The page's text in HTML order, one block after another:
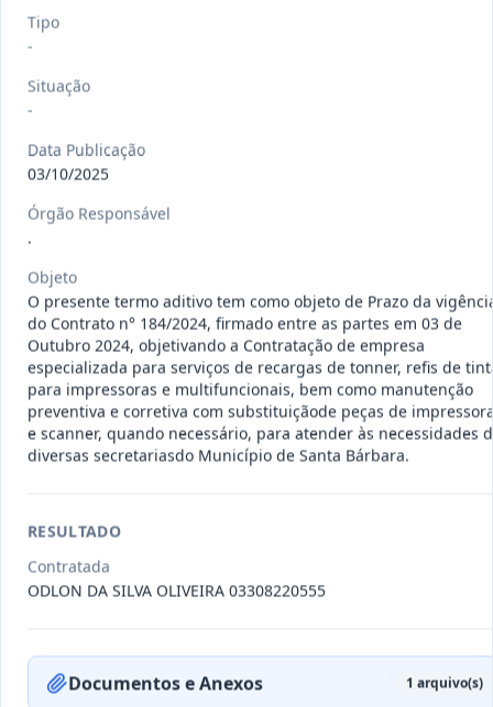
120/2026
135/2026
Serviços
Credenciamento de oficinas
Situação: Concluído Data:07/08/2026 Ver detalhes
133/2026
Prestação
Credenciamento de oficinas
mecânicas especializada para pres
Situação: Concluído
Prestação
de
Serviços
mecânicas especializada para pres...
Tipo
-
Situação
-
Data Publicação
03/10/2025
Órgão Responsável
.
Objeto
O presente termo aditivo tem como objeto de Prazo da
do Contrato n° 184/2024, firmado entre as partes em 03 de
Outubro 2024, objetivando a Contratação de empresa
especializada para serviços de recargas de tonner, refis de
para impressoras e multifuncionais, bem como manutenção
preventiva e corretiva com substituiçãode peças de
e scanner, quando necessário, para atender às necessidades
diversas secretariasdo Município de Santa Bárbara.
RESULTADO
Contratada
ODLON DA SILVA OLIVEIRA 03308220555
Documentos e Anexos 1 arquivo(s)